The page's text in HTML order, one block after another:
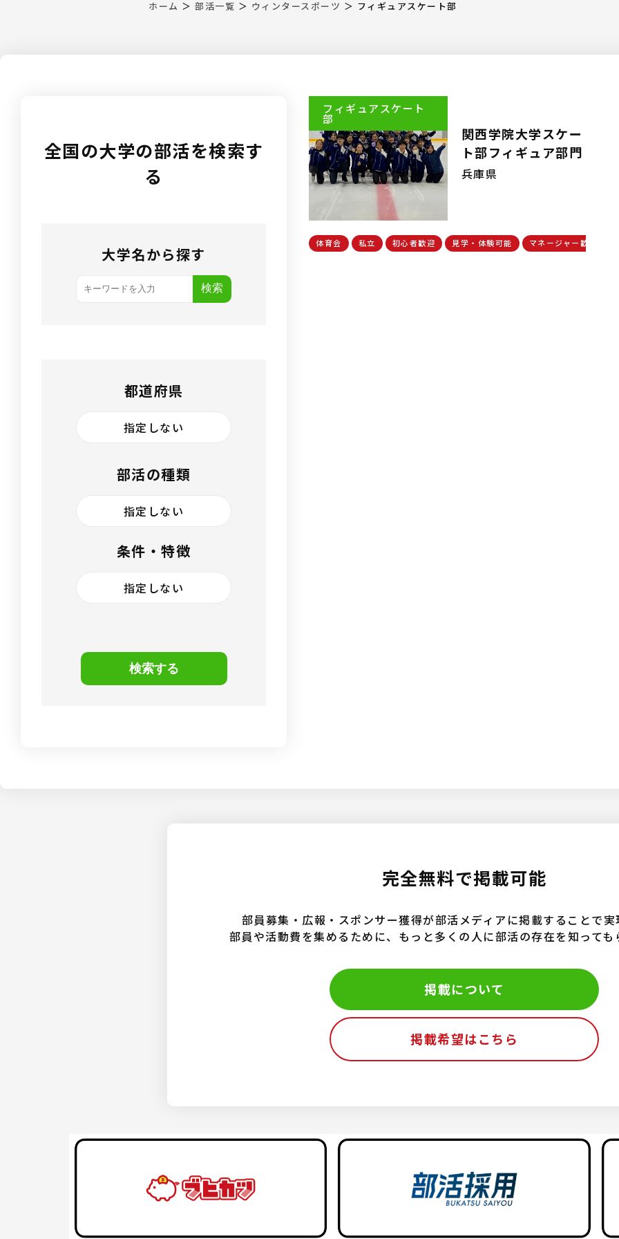
ホーム ＞部活一覧 ＞ ウィンタースポーツ ＞ フィギュアスケート部
全国の大学の部活を検索す
る
大学名から探す
検索
都道府県
指定しない
部活の種類
指定しない
条件・特徴
指定しない
検索する
フィギュアスケート
部
関西学院大学スケー
ト部フィギュア部門
兵庫県
体育会 私立 初心者歓迎 見学・体験可能 マネージャー歓迎
完全無料で掲載可能
部員募集・広報・スポンサー獲得が部活メディアに掲載することで実
部員や活動費を集めるために、もっと多くの人に部活の存在を知っても
掲載について
掲載希望はこちら